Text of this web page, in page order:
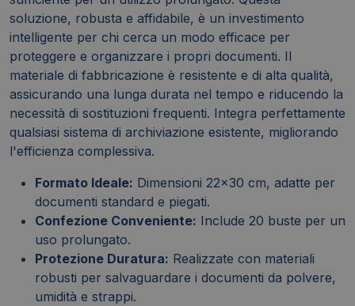
soluzione, robusta e affidabile, è un investimento
intelligente per chi cerca un modo efficace per
proteggere e organizzare i propri documenti. Il
materiale di fabbricazione è resistente e di alta qualità,
assicurando una lunga durata nel tempo e riducendo la
necessità di sostituzioni frequenti. Integra perfettamente
qualsiasi sistema di archiviazione esistente, migliorando
l'efficienza complessiva.
Formato Ideale: Dimensioni 22x30 cm, adatte per
documenti standard e piegati.
Confezione Conveniente: Include 20 buste per un
uso prolungato.
Protezione Duratura: Realizzate con materiali
robusti per salvaguardare i documenti da polvere,
umidità e strappi.